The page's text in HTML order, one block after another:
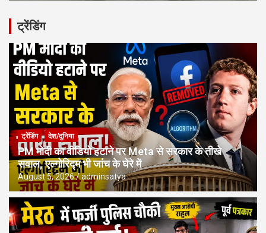
ट्रेंडिंग
ट्रेंडिंग देश/दुनिया
PM मोदी का वीडियो हटाने पर Meta से सरकार के तीखे
सवाल, एल्गोरिद्म भी जांच के घेरे में
August 5, 2026 adminsatya